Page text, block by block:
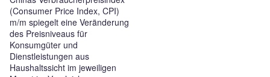
(Consumer Price Index, CPI)
m/m spiegelt eine Veränderung
des Preisniveaus für
Konsumgüter und
Dienstleistungen aus
Haushaltssicht im jeweiligen